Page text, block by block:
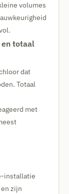
volumes
totaal
dat
Totaal
met
installatie
zijn